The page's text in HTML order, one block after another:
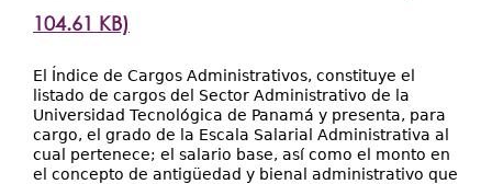
104.61 KB)
El Índice de Cargos Administrativos, constituye el
listado de cargos del Sector Administrativo de la
Universidad Tecnológica de Panamá y presenta, para
cargo, el grado de la Escala Salarial Administrativa al
cual pertenece; el salario base, así como el monto en
el concepto de antigüedad y bienal administrativo que